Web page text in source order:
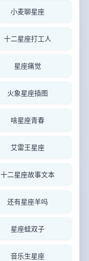
小麦聊星座
十二星座打工人
星座痛觉
火象星座插图
啥星座青春
艾雷王星座
十二星座故事文本
还有星座羊吗
星座蛙双子
音乐生星座